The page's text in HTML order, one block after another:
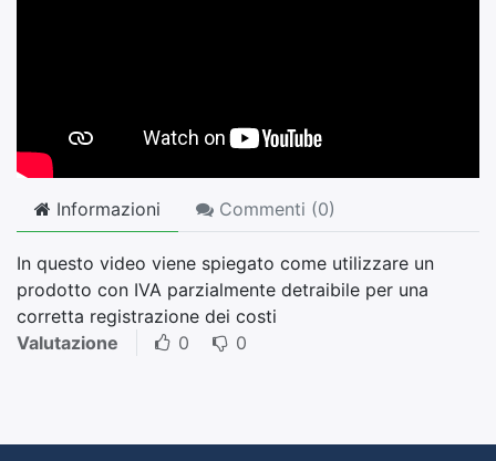
Informazioni Commenti (0)
In questo video viene spiegato come utilizzare un
prodotto con IVA parzialmente detraibile per una
corretta registrazione dei costi
Valutazione
0 0